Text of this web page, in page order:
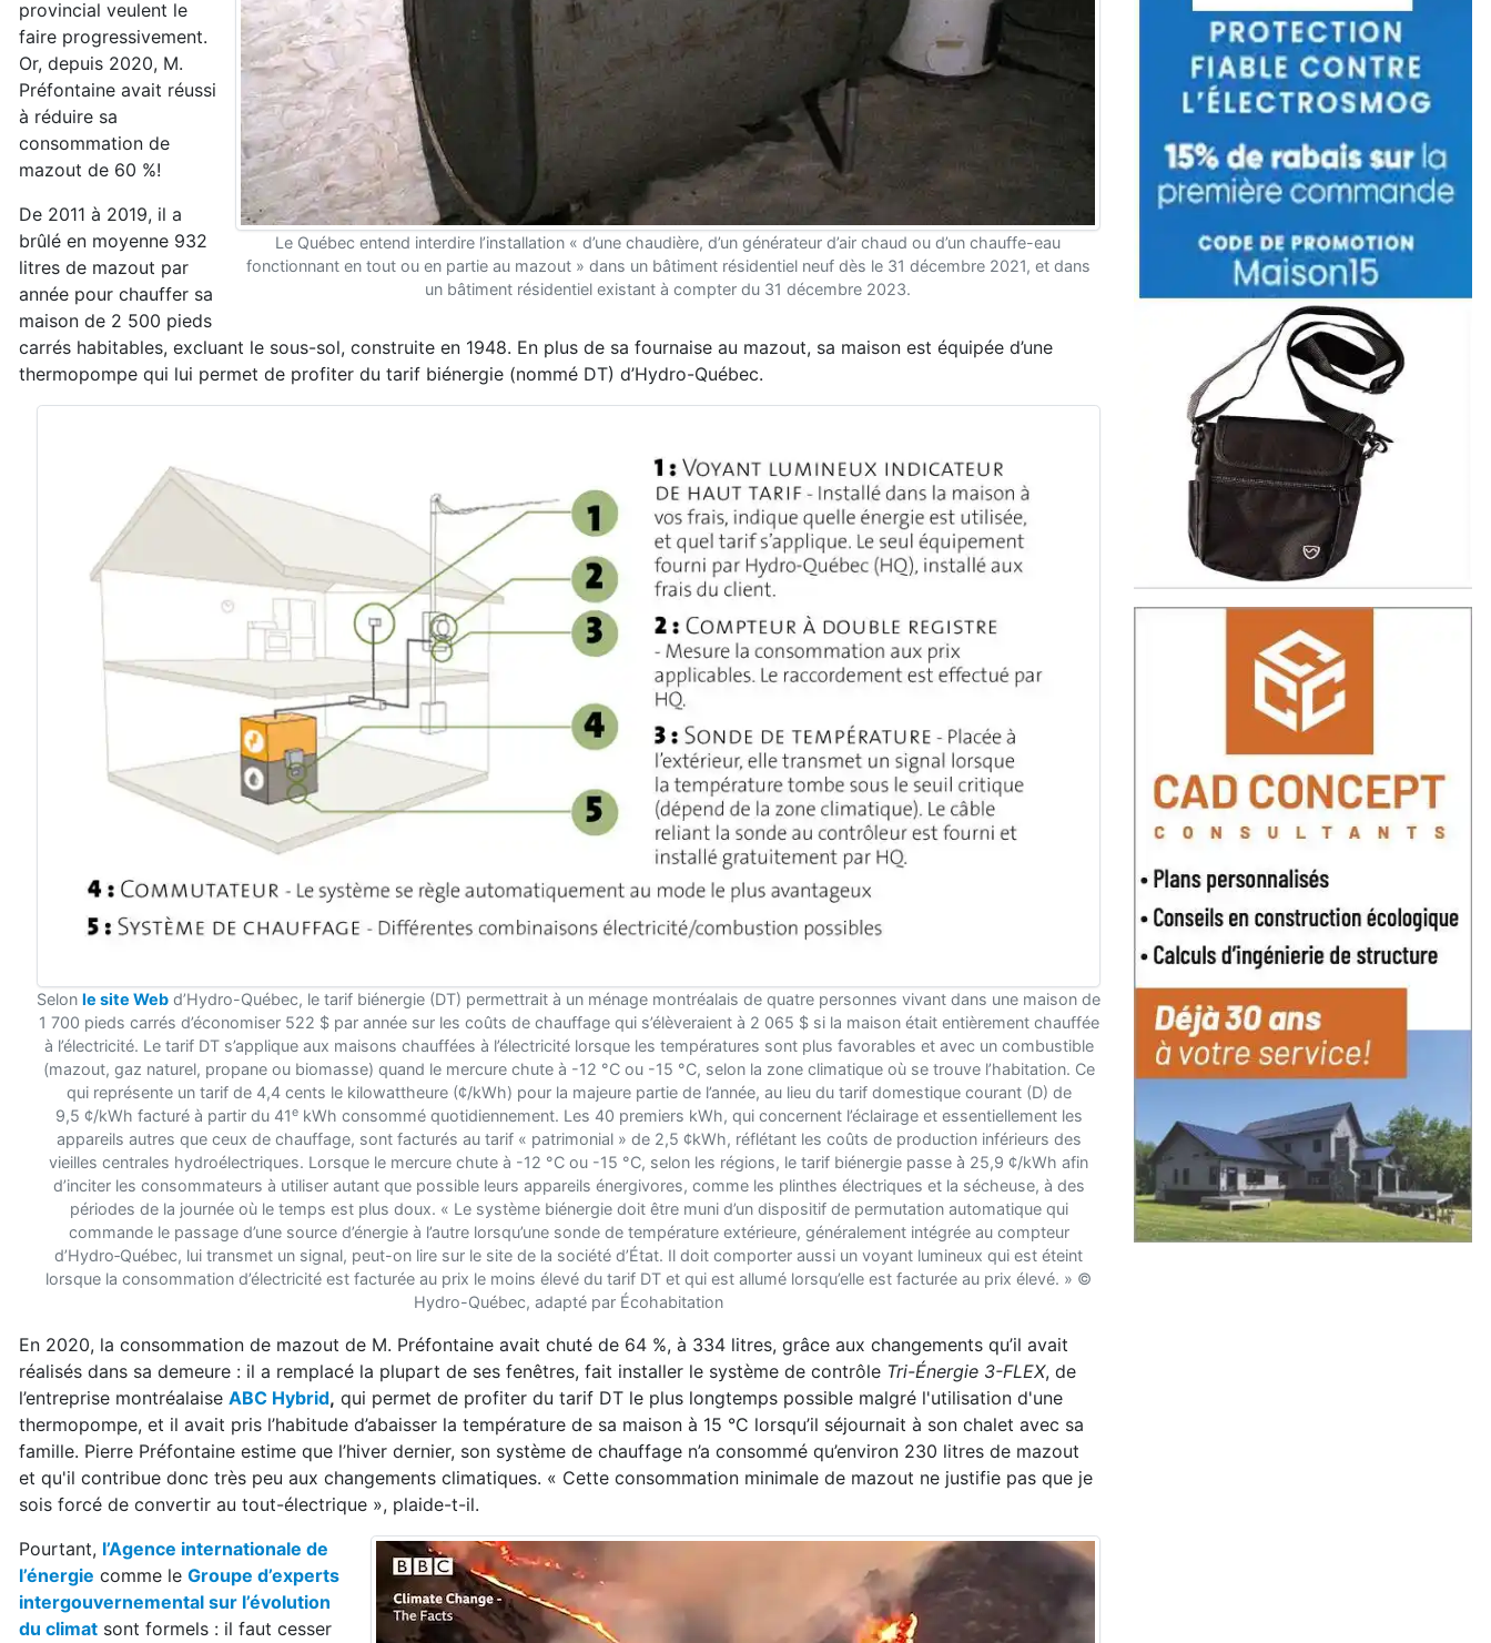
Le Québec entend interdire l’installation « d’une chaudière, d’un générateur d’air chaud ou d’un chauffe-eau
fonctionnant en tout ou en partie au mazout » dans un bâtiment résidentiel neuf dès le 31 décembre 2021, et dans
un bâtiment résidentiel existant à compter du 31 décembre 2023.
provincial veulent le
faire progressivement.
Or, depuis 2020, M.
Préfontaine avait réussi
à réduire sa
consommation de
mazout de 60 %!
De 2011 à 2019, il a
brûlé en moyenne 932
litres de mazout par
année pour chauffer sa
maison de 2 500 pieds
carrés habitables, excluant le sous-sol, construite en 1948. En plus de sa fournaise au mazout, sa maison est équipée d’une
thermopompe qui lui permet de profiter du tarif biénergie (nommé DT) d’Hydro-Québec.
Selon le site Web d’Hydro-Québec, le tarif biénergie (DT) permettrait à un ménage montréalais de quatre personnes vivant dans une maison de
1 700 pieds carrés d’économiser 522 $ par année sur les coûts de chauffage qui s’élèveraient à 2 065 $ si la maison était entièrement chauffée
à l’électricité. Le tarif DT s’applique aux maisons chauffées à l’électricité lorsque les températures sont plus favorables et avec un combustible
(mazout, gaz naturel, propane ou biomasse) quand le mercure chute à -12 °C ou -15 °C, selon la zone climatique où se trouve l’habitation. Ce
qui représente un tarif de 4,4 cents le kilowattheure (¢/kWh) pour la majeure partie de l’année, au lieu du tarif domestique courant (D) de
9,5 ¢/kWh facturé à partir du 41ekWh consommé quotidiennement. Les 40 premiers kWh, qui concernent l’éclairage et essentiellement les
appareils autres que ceux de chauffage, sont facturés au tarif « patrimonial » de 2,5 ¢kWh, réflétant les coûts de production inférieurs des
vieilles centrales hydroélectriques. Lorsque le mercure chute à -12 °C ou -15 °C, selon les régions, le tarif biénergie passe à̀ 25,9 ¢/kWh afin
d’inciter les consommateurs à utiliser autant que possible leurs appareils énergivores, comme les plinthes électriques et la sécheuse, à des
périodes de la journée où le temps est plus doux. « Le système biénergie doit être muni d’un dispositif de permutation automatique qui
commande le passage d’une source d’énergie à l’autre lorsqu’une sonde de température extérieure, généralement intégrée au compteur
d’Hydro‑Québec, lui transmet un signal, peut-on lire sur le site de la société d’État. Il doit comporter aussi un voyant lumineux qui est éteint
lorsque la consommation d’électricité est facturée au prix le moins élevé du tarif DT et qui est allumé lorsqu’elle est facturée au prix élevé. » ©
Hydro-Québec, adapté par Écohabitation
En 2020, la consommation de mazout de M. Préfontaine avait chuté de 64 %, à 334 litres, grâce aux changements qu’il avait
réalisés dans sa demeure : il a remplacé la plupart de ses fenêtres, fait installer le système de contrôle Tri-Énergie 3-FLEX, de
l’entreprise montréalaise ABC Hybrid, qui permet de profiter du tarif DT le plus longtemps possible malgré l'utilisation d'une
thermopompe, et il avait pris l’habitude d’abaisser la température de sa maison à 15 °C lorsqu’il séjournait à son chalet avec sa
famille. Pierre Préfontaine estime que l’hiver dernier, son système de chauffage n’a consommé qu’environ 230 litres de mazout
et qu'il contribue donc très peu aux changements climatiques. « Cette consommation minimale de mazout ne justifie pas que je
sois forcé de convertir au tout-électrique », plaide-t-il.
Pourtant, l’Agence internationale de
l’énergie comme le Groupe d’experts
intergouvernemental sur l’évolution
du climat sont formels : il faut cesser